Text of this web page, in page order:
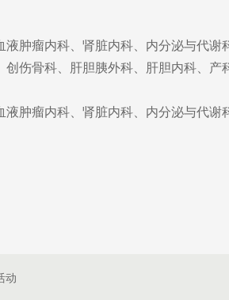
肿瘤内科、肾脏内科、内分泌与代
伤骨科、肝胆胰外科、肝胆内科、
肿瘤内科、肾脏内科、内分泌与代
动